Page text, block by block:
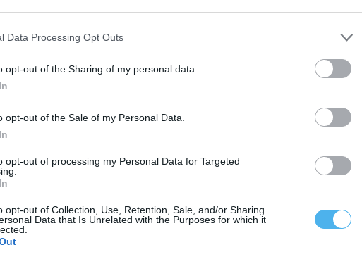
Data Processing Opt Outs
opt-out of the Sharing of my personal data.
opt-out of the Sale of my Personal Data.
opt-out of processing my Personal Data for Targeted
opt-out of Collection, Use, Retention, Sale, and/or Sharing
Data that Is Unrelated with the Purposes for which it
tudo aquilo que está plasmado em cena já
peça é não só “alertar as pessoas de que há
que deviam ser tidos em conta, como também
que querem atingir o outro através dos
percentagem de vítimas, que vivem numa